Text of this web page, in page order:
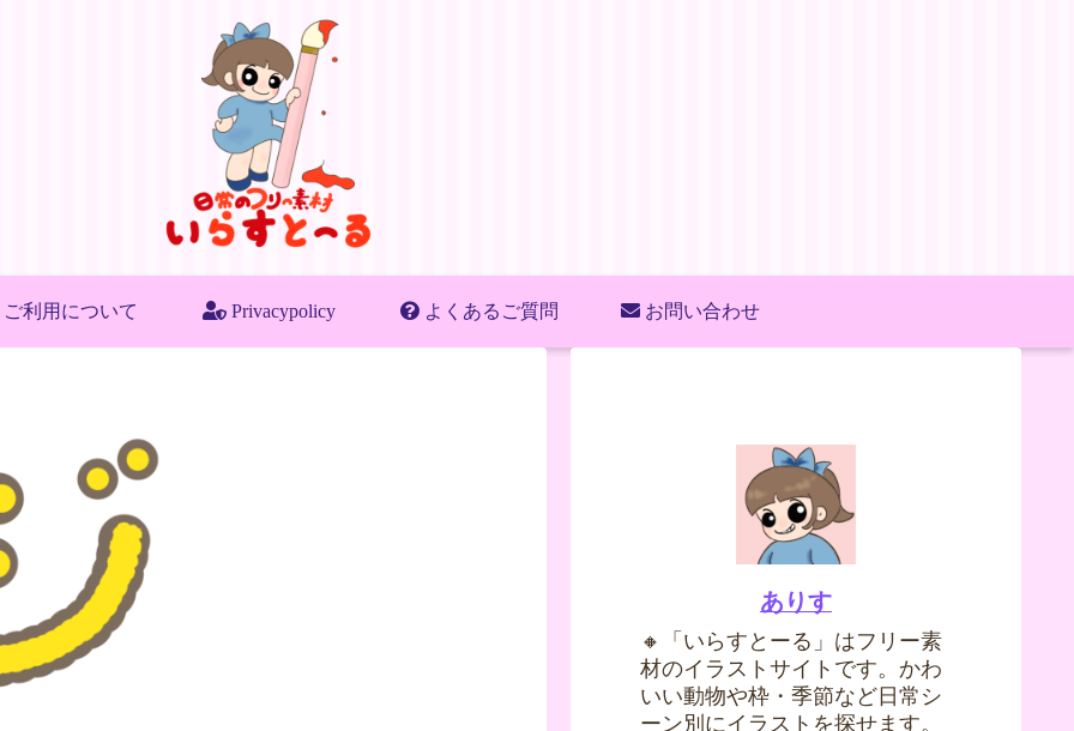
ご利用について Privacypolicy よくあるご質問 お問い合わせ
ありす
🔸「いらすとーる」はフリー素
材のイラストサイトです。かわ
いい動物や枠・季節など日常シ
ーン別にイラストを探せます。